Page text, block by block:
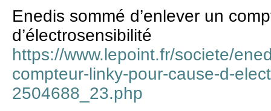
Enedis sommé d’enlever un
d’électrosensibilité
https://www.lepoint.fr/societe/
compteur-linky-pour-cause-d-
2504688_23.php